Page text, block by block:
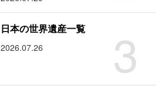
3
日本の世界遺産一覧
2026.07.26